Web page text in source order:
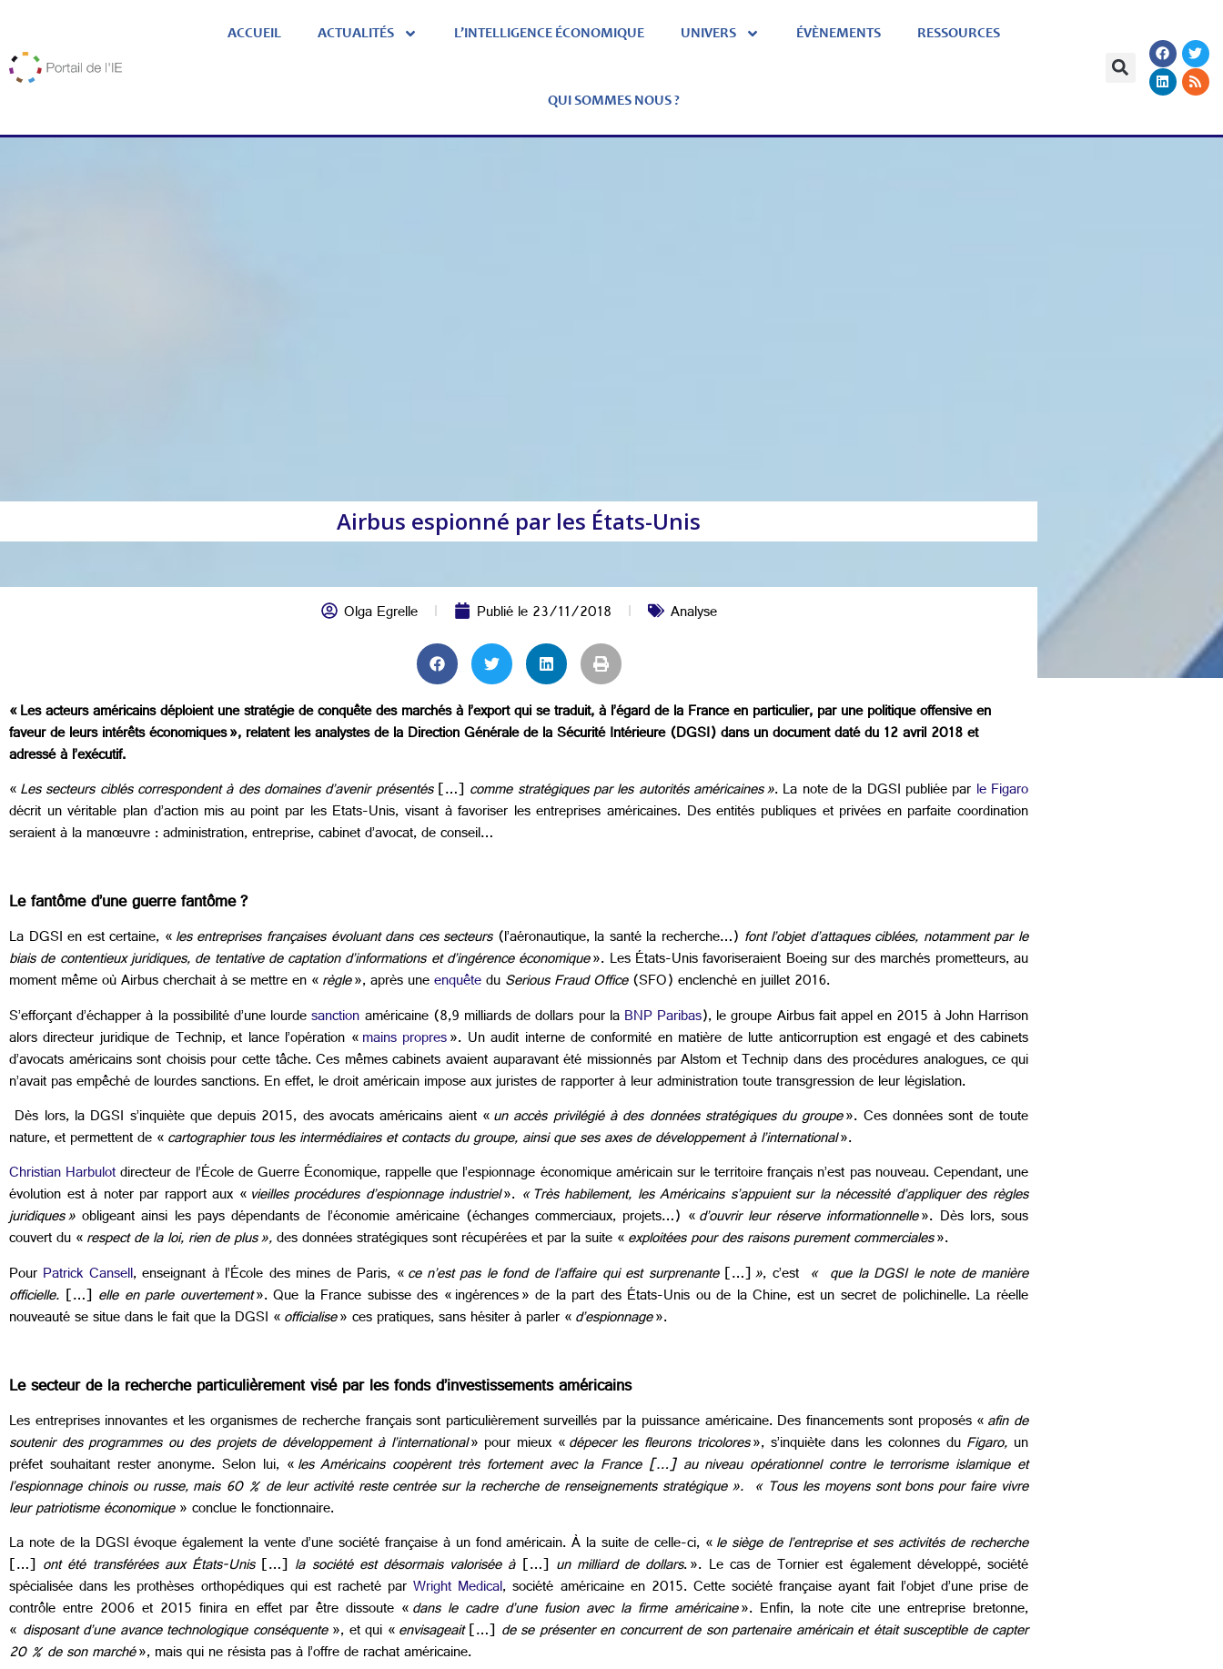
ACCUEIL ACTUALITÉS L’INTELLIGENCE ÉCONOMIQUE UNIVERS ÉVÈNEMENTS RESSOURCES
QUI SOMMES NOUS ?
Airbus espionné par les États-Unis
Olga Egrelle Publié le23/11/2018 Analyse
« Les acteurs américains déploient une stratégie de conquête des marchés à l’export qui se traduit, à l’égard de la France en particulier, par une politique offensive en
faveur de leurs intérêts économiques », relatent les analystes de la Direction Générale de la Sécurité Intérieure (DGSI) dans un document daté du 12 avril 2018 et
adressé à l’exécutif.
«Les secteurs ciblés correspondent à des domaines d’avenir présentés[…] comme stratégiques par les autorités américaines». La note de la DGSI publiée par le Figaro
décrit un véritable plan d’action mis au point par les Etats-Unis, visant à favoriser les entreprises américaines. Des entités publiques et privées en parfaite coordination
seraient à la manœuvre : administration, entreprise, cabinet d’avocat, de conseil…
Le fantôme d’une guerre fantôme?
La DGSI en est certaine, «les entreprises françaises évoluant dans ces secteurs(l’aéronautique, la santé la recherche…) font l’objet d’attaques ciblées, notamment par le
biais de contentieux juridiques, de tentative de captation d’informations et d’ingérence économique». Les États-Unis favoriseraient Boeing sur des marchés prometteurs, au
moment même où Airbus cherchait à se mettre en «règle», après uneenquêteduSerious Fraud Office(SFO) enclenché en juillet 2016.
S’efforçant d’échapper à la possibilité d’une lourdesanctionaméricaine (8,9 milliards de dollars pour laBNP Paribas), le groupe Airbus fait appel en 2015 à John Harrison
alors directeur juridique de Technip, et lance l’opération «mains propres». Un audit interne de conformité en matière de lutte anticorruption est engagé et des cabinets
d’avocats américains sont choisis pour cette tâche. Ces mêmes cabinets avaient auparavant été missionnés par Alstom et Technip dans des procédures analogues, ce qui
n’avait pas empêché de lourdes sanctions. En effet, le droit américain impose aux juristes de rapporter à leur administration toute transgression de leur législation.
Dès lors, la DGSI s’inquiète que depuis 2015, des avocats américains aient «un accès privilégié à des données stratégiques du groupe». Ces données sont de toute
nature, et permettent de «cartographier tous les intermédiaires et contacts du groupe, ainsi que ses axes de développement à l’international».
Christian Harbulotdirecteur de l’École de Guerre Économique, rappelle que l’espionnage économique américain sur le territoire français n’est pas nouveau. Cependant, une
évolution est à noter par rapport aux «vieilles procédures d’espionnage industriel». «Très habilement, les Américains s’appuient sur la nécessité d’appliquer des règles
juridiques» obligeant ainsi les pays dépendants de l’économie américaine (échanges commerciaux, projets…) «d’ouvrir leur réserve informationnelle». Dès lors, sous
couvert du «respect de la loi,rien de plus»,des données stratégiques sont récupérées et par la suite «exploitées pour des raisons purement commerciales».
Pour Patrick Cansell, enseignant à l’École des mines de Paris, «ce n’est pas le fond de l’affaire qui est surprenante[…]», c’est « que la DGSI le note de manière
officielle. […] elle en parle ouvertement». Que la France subisse des « ingérences » de la part des États-Unis ou de la Chine, est un secret de polichinelle. La réelle
nouveauté se situe dans le fait que la DGSI «officialise» ces pratiques, sans hésiter à parler «d’espionnage».
Le secteur de la recherche particulièrement visé par les fonds d’investissements américains
Les entreprises innovantes et les organismes de recherche français sont particulièrement surveillés par la puissance américaine. Des financements sont proposés «afin de
soutenir des programmes ou des projets de développement à l’international» pour mieux «dépecer les fleurons tricolores», s’inquiète dans les colonnes du Figaro, un
préfet souhaitant rester anonyme. Selon lui, «les Américains coopèrent très fortement avec la France […] au niveau opérationnel contre le terrorisme islamique et
l’espionnage chinois ou russe, mais 60 % de leur activité reste centrée sur la recherche de renseignements stratégique ». « Tous les moyens sont bons pour faire vivre
leur patriotisme économique» conclue le fonctionnaire.
La note de la DGSI évoque également la vente d’une société française à un fond américain. À la suite de celle-ci, «le siège de l’entreprise et ses activités de recherche
[…] ont été transférées aux États-Unis[…] la société est désormais valorisée à[…] un milliard de dollars. ». Le cas de Tornier est également développé, société
spécialisée dans les prothèses orthopédiques qui est racheté parWright Medical, société américaine en 2015. Cette société française ayant fait l’objet d’une prise de
contrôle entre 2006 et 2015 finira en effet par être dissoute «dans le cadre d’une fusion avec la firme américaine». Enfin, la note cite une entreprise bretonne,
« disposant d’une avance technologique conséquente», et qui «envisageait[…] de se présenter en concurrent de son partenaire américain et était susceptible de capter
20 % de son marché», mais qui ne résista pas à l’offre de rachat américaine.